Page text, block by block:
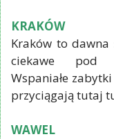
KRAKÓW
Kraków to
ciekawe pod
Wspaniałe
przyciągają tutaj
WAWEL